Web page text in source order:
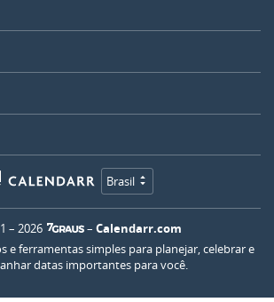
Brasil
– 2026 – Calendarr.com
e ferramentas simples para planejar, celebrar e
datas importantes para você.